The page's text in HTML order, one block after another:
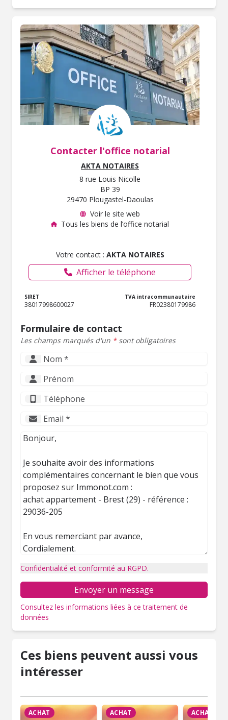
Contacter l'office notarial
AKTA NOTAIRES
8 rue Louis Nicolle
BP 39
29470 Plougastel-Daoulas
Voir le site web
Tous les biens de l’office notarial
Votre contact : AKTA NOTAIRES
Afficher le téléphone
SIRET
38017998600027
TVA intracommunautaire
FR02380179986
Formulaire de contact
Les champs marqués d'un *sont obligatoires
Confidentialité et conformité au RGPD.
Envoyer un message
Consultez les informations liées à ce traitement de
données
Ces biens peuvent aussi vous
intéresser
ACHAT ACHAT ACHAT